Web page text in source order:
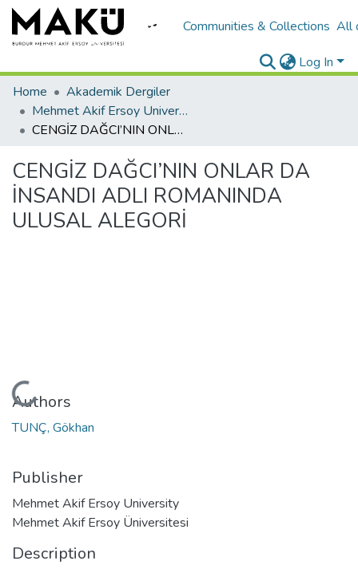
Communities & Collections All
Log In
Home
Akademik Dergiler
Mehmet Akif Ersoy University Journal of Social Sciences Institute
CENGİZ DAĞCI’NIN ONLAR DA İNSANDI ADLI ROMANINDA ULUSAL ALEGORİ
CENGİZ DAĞCI’NIN ONLAR DA
İNSANDI ADLI ROMANINDA
ULUSAL ALEGORİ
Loading...
Authors
TUNÇ, Gökhan
Publisher
Mehmet Akif Ersoy University
Mehmet Akif Ersoy Üniversitesi
Description